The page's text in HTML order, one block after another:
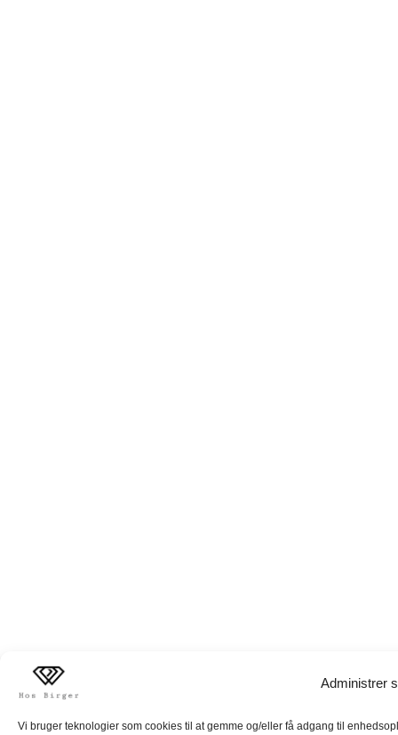
Administrer
Vi bruger teknologier som cookies til at gemme og/eller få adgang til